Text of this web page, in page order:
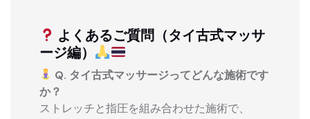
よくあるご質問（タイ古式マッサ
ージ編）
Q. タイ古式マッサージってどんな施術です
か？
ストレッチと指圧を組み合わせた施術で、